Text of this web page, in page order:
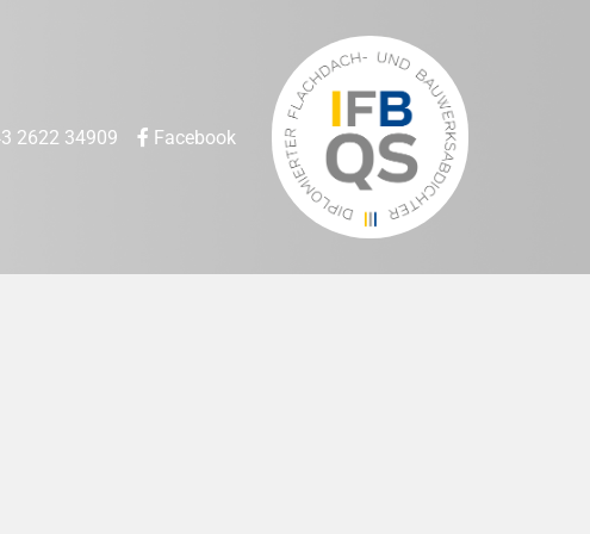
2622 34909  Facebook